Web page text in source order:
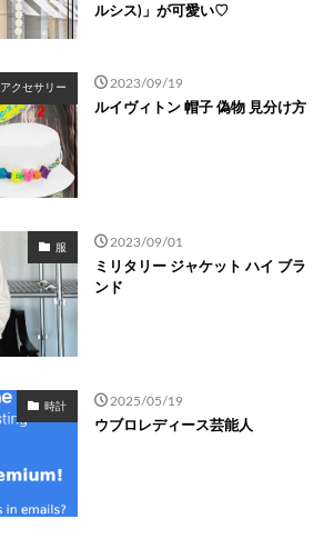
ルシス)」が可愛い♡
アクセサリー 2023/09/19
ルイヴィトン 帽子 偽物 見分け方
服 2023/09/01
ミリタリー ジャケット ハイ ブラ
ンド
時計 2025/05/19
ウブロレディース芸能人